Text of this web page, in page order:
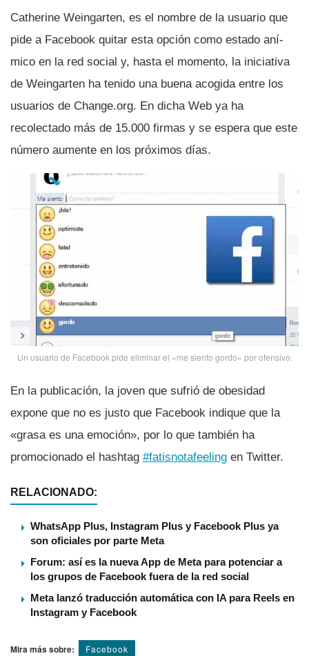
Catherine Weingarten, es el nombre de la usuario que
pide a Facebook quitar esta opción como estado aní­
mico en la red social y, hasta el momento, la iniciativa
de Weingarten ha tenido una buena acogida entre los
usuarios de Change.org. En dicha Web ya ha
recolectado más de 15.000 firmas y se espera que este
número aumente en los próximos dí­as.
Un usuario de Facebook pide eliminar el «me siento gordo» por ofensivo.
En la publicación, la joven que sufrió de obesidad
expone que no es justo que Facebook indique que la
«grasa es una emoción», por lo que también ha
promocionado el hashtag #fatisnotafeeling en Twitter.
RELACIONADO:
WhatsApp Plus, Instagram Plus y Facebook Plus ya
son oficiales por parte Meta
Forum: así es la nueva App de Meta para potenciar a
los grupos de Facebook fuera de la red social
Meta lanzó traducción automática con IA para Reels en
Instagram y Facebook
Mira más sobre: Facebook